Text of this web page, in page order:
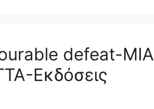
defeat-ΜΙΑ
Εκδόσεις